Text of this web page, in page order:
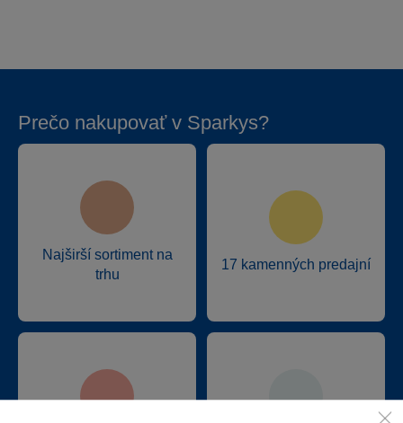
Prečo nakupovať v Sparkys?
Najširší sortiment na
trhu
17 kamenných predajní